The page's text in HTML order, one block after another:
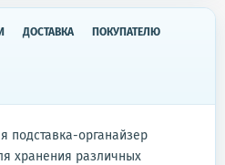
ДОСТАВКА ПОКУПАТЕЛЮ
подставка-органайзер
хранения различных